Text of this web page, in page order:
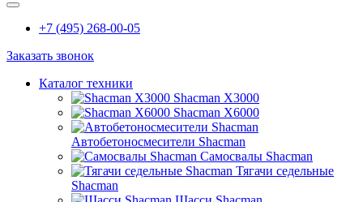
+7 (495) 268-00-05
Заказать звонок
Каталог техники
Shacman X3000
Shacman X6000
Автобетоносмесители Shacman
Самосвалы Shacman
Тягачи седельные
Shacman